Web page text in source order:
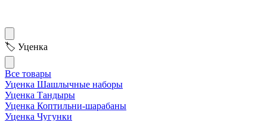
🏷 Уценка
Все товары
Уценка Шашлычные наборы
Уценка Тандыры
Уценка Коптильни-шарабаны
Уценка Чугунки